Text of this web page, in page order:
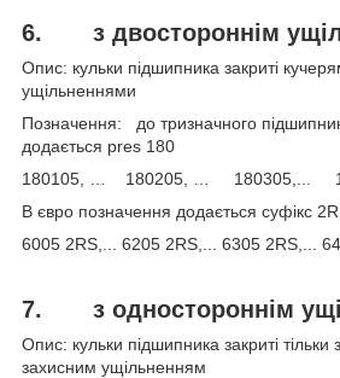
6. з двостороннім
Опис: кульки підшипника закриті
ущільненнями
Позначення: до тризначного
додається pres 180
180105, … 180205, … 180305,...
В євро позначення додається суфікс
6005 2RS,... 6205 2RS,... 6305 2RS,...
7. з одностороннім
Опис: кульки підшипника закриті тільки
захисним ущільненням